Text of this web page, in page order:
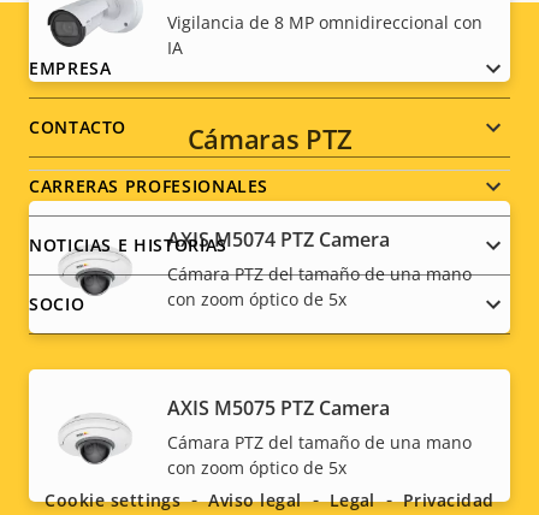
Vigilancia de 8 MP omnidireccional con
IA
Cámaras PTZ
AXIS M5074 PTZ Camera
Cámara PTZ del tamaño de una mano
con zoom óptico de 5x
AXIS M5075 PTZ Camera
Cámara PTZ del tamaño de una mano
con zoom óptico de 5x
Footer
menu
EMPRESA
CONTACTO
CARRERAS PROFESIONALES
NOTICIAS E HISTORIAS
SOCIO
Social
menu
Cookie settings Aviso legal Legal Privacidad